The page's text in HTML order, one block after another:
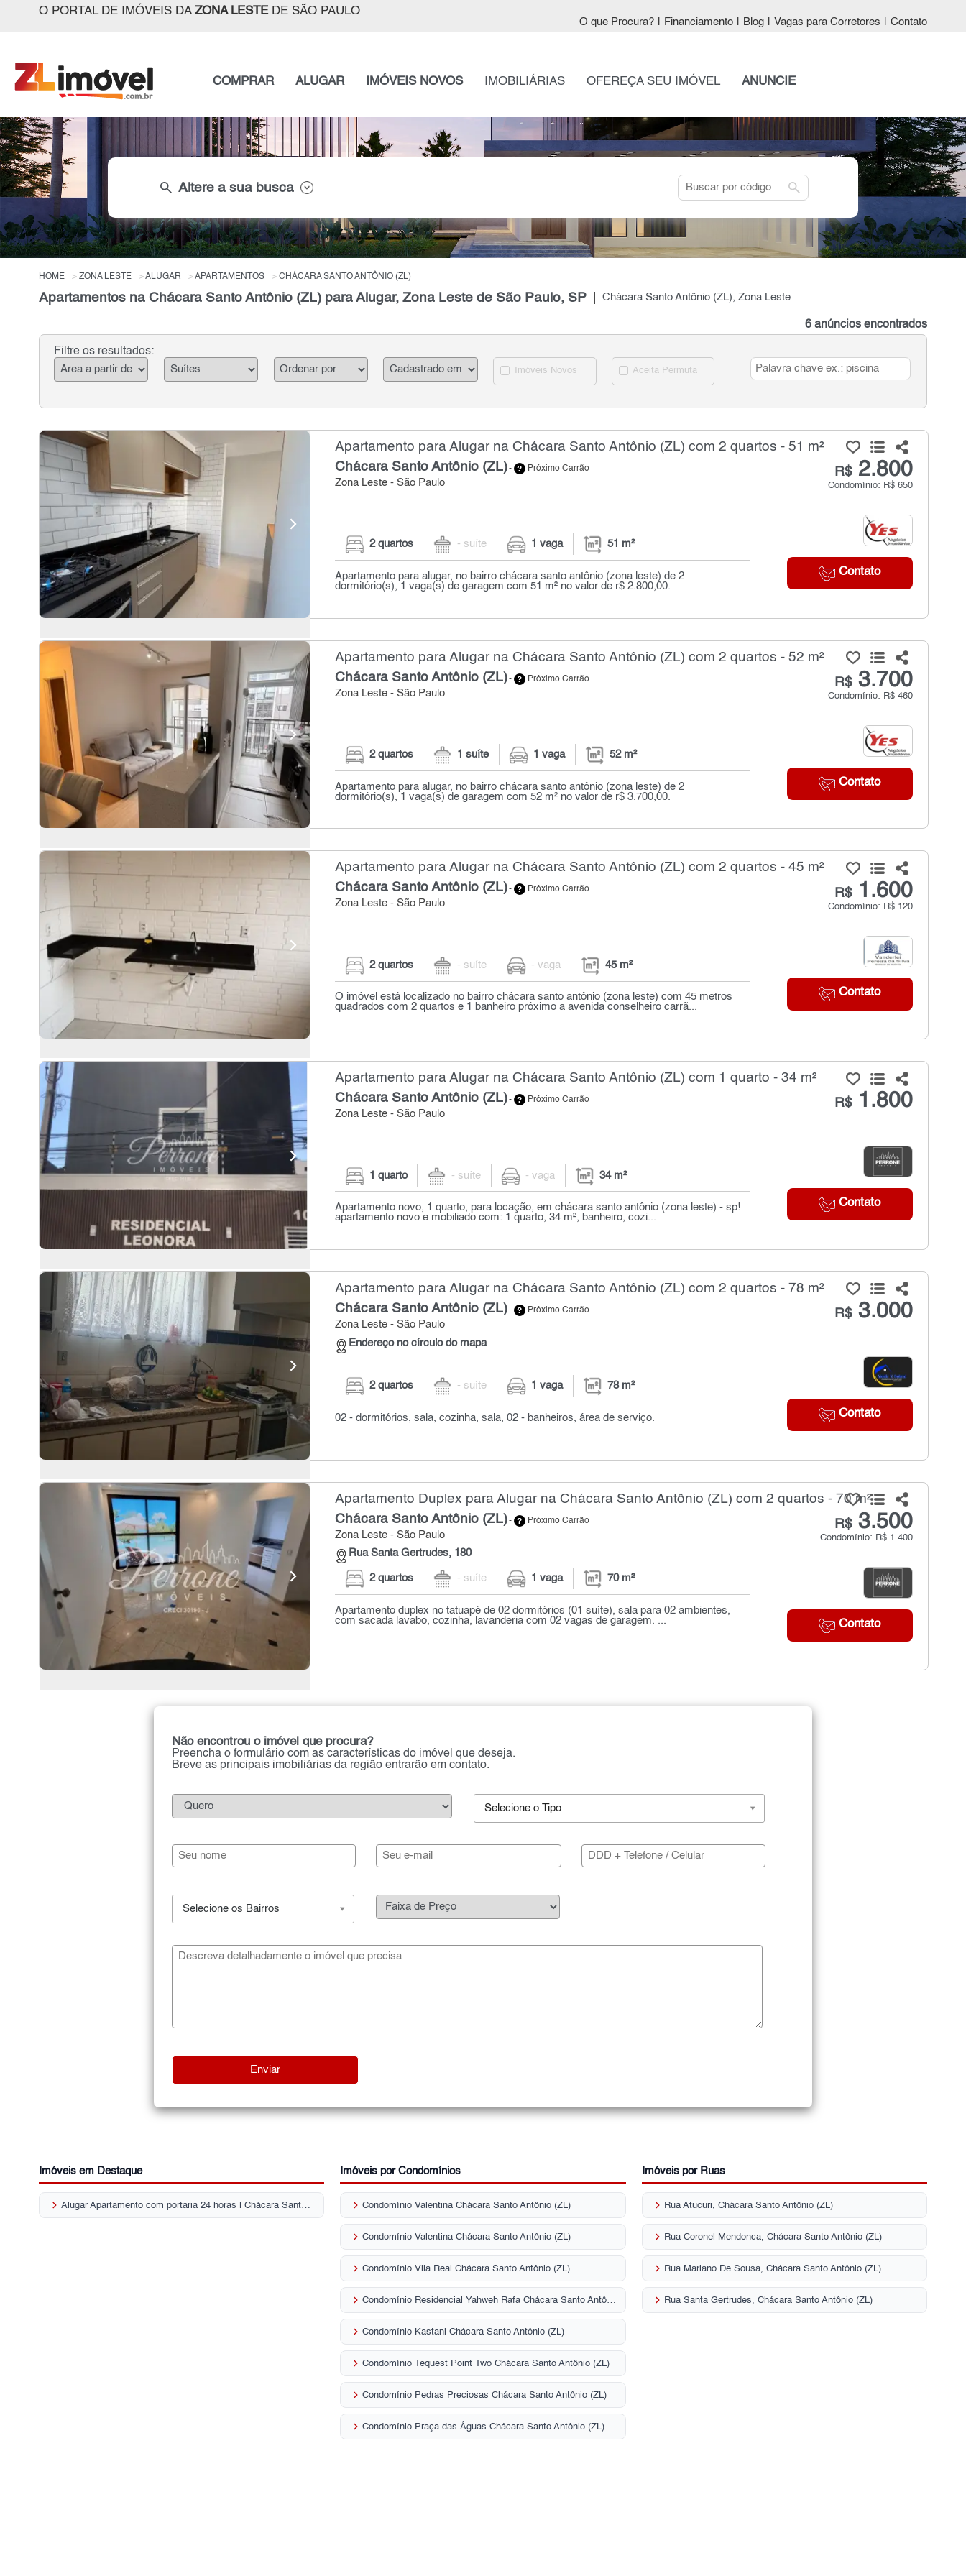
O PORTAL DE IMÓVEIS DA ZONA LESTEDE SÃO PAULO
O que Procura? Financiamento Blog Vagas para Corretores Contato
COMPRAR ALUGAR IMÓVEIS NOVOS IMOBILIÁRIAS OFEREÇA SEU IMÓVEL ANUNCIE
search Altere a sua busca search
HOME ZONA LESTE ALUGAR APARTAMENTOS CHÁCARA SANTO ANTÔNIO (ZL)
Apartamentos na Chácara Santo Antônio (ZL) para Alugar, Zona Leste de São Paulo, SP Chácara Santo Antônio (ZL), Zona Leste
6 anúncios encontrados
Filtre os resultados:
Imóveis Novos Aceita Permuta
Apartamento para Alugar na Chácara Santo Antônio (ZL) com 2 quartos - 51 m²
Chácara Santo Antônio (ZL)- Próximo Carrão
Zona Leste - São Paulo
R$2.800
Condomínio: R$ 650
Contato
2 quartos - suíte 1 vaga 51 m²
Apartamento para alugar, no bairro chácara santo antônio (zona leste) de 2
dormitório(s), 1 vaga(s) de garagem com 51 m² no valor de r$ 2.800,00.
Apartamento para Alugar na Chácara Santo Antônio (ZL) com 2 quartos - 52 m²
Chácara Santo Antônio (ZL)- Próximo Carrão
Zona Leste - São Paulo
R$3.700
Condomínio: R$ 460
Contato
2 quartos 1 suíte 1 vaga 52 m²
Apartamento para alugar, no bairro chácara santo antônio (zona leste) de 2
dormitório(s), 1 vaga(s) de garagem com 52 m² no valor de r$ 3.700,00.
Apartamento para Alugar na Chácara Santo Antônio (ZL) com 2 quartos - 45 m²
Chácara Santo Antônio (ZL)- Próximo Carrão
Zona Leste - São Paulo
R$1.600
Condomínio: R$ 120
Contato
2 quartos - suíte - vaga 45 m²
O imóvel está localizado no bairro chácara santo antônio (zona leste) com 45 metros
quadrados com 2 quartos e 1 banheiro próximo a avenida conselheiro carrã...
Apartamento para Alugar na Chácara Santo Antônio (ZL) com 1 quarto - 34 m²
Chácara Santo Antônio (ZL)- Próximo Carrão
Zona Leste - São Paulo
R$1.800
Contato
1 quarto - suíte - vaga 34 m²
Apartamento novo, 1 quarto, para locação, em chácara santo antônio (zona leste) - sp!
apartamento novo e mobiliado com: 1 quarto, 34 m², banheiro, cozi...
Apartamento para Alugar na Chácara Santo Antônio (ZL) com 2 quartos - 78 m²
Chácara Santo Antônio (ZL)- Próximo Carrão
Zona Leste - São Paulo
Endereço no círculo do mapa
R$3.000
Contato
2 quartos - suíte 1 vaga 78 m²
02 - dormitórios, sala, cozinha, sala, 02 - banheiros, área de serviço.
Apartamento Duplex para Alugar na Chácara Santo Antônio (ZL) com 2 quartos - 70 m²
Chácara Santo Antônio (ZL)- Próximo Carrão
Zona Leste - São Paulo
Rua Santa Gertrudes, 180
R$3.500
Condomínio: R$ 1.400
Contato
2 quartos - suíte 1 vaga 70 m²
Apartamento duplex no tatuapé de 02 dormitórios (01 suíte), sala para 02 ambientes,
com sacada lavabo, cozinha, lavanderia com 02 vagas de garagem. ...
Não encontrou o imóvel que procura?
Preencha o formulário com as características do imóvel que deseja.
Breve as principais imobiliárias da região entrarão em contato.
Selecione o Tipo
Selecione os Bairros
Imóveis em Destaque
keyboard_arrow_right Alugar Apartamento com portaria 24 horas | Chácara Santo Antônio (ZL)
Imóveis por Condomínios
keyboard_arrow_rightCondomínio Valentina Chácara Santo Antônio (ZL)
keyboard_arrow_rightCondomínio Valentina Chácara Santo Antônio (ZL)
keyboard_arrow_rightCondomínio Vila Real Chácara Santo Antônio (ZL)
keyboard_arrow_right Condomínio Residencial Yahweh Rafa Chácara Santo Antônio (ZL)
keyboard_arrow_rightCondomínio Kastani Chácara Santo Antônio (ZL)
keyboard_arrow_rightCondomínio Tequest Point Two Chácara Santo Antônio (ZL)
keyboard_arrow_rightCondomínio Pedras Preciosas Chácara Santo Antônio (ZL)
keyboard_arrow_rightCondomínio Praça das Águas Chácara Santo Antônio (ZL)
Imóveis por Ruas
keyboard_arrow_right Rua Atucuri, Chácara Santo Antônio (ZL)
keyboard_arrow_right Rua Coronel Mendonca, Chácara Santo Antônio (ZL)
keyboard_arrow_right Rua Mariano De Sousa, Chácara Santo Antônio (ZL)
keyboard_arrow_right Rua Santa Gertrudes, Chácara Santo Antônio (ZL)